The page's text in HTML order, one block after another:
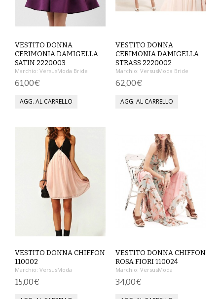
CARNEVALE
COSTUMI E COPRICOSTUMI
GONNE
PANTALONI
TUTE PANTALONI
VESTITI
CARNEVALE
CERIMONIA
COMPLETI
VESTITO DONNA
CERIMONIA DAMIGELLA
SATIN 2220003
Marchio: VersusModa Bride
61,00€
VESTITO DONNA
CERIMONIA DAMIGELLA
STRASS 2220002
Marchio: VersusModa Bride
62,00€
VESTITO DONNA CHIFFON
110002
Marchio: VersusModa
15,00€
VESTITO DONNA CHIFFON
ROSA FIORI 110024
Marchio: VersusModa
34,00€